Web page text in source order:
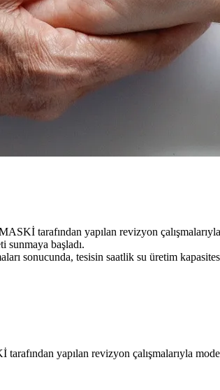
tarafından yapılan revizyon
sunmaya başladı.
sonucunda, tesisin saatlik su üretim
yapılan revizyon çalışmalarıyla